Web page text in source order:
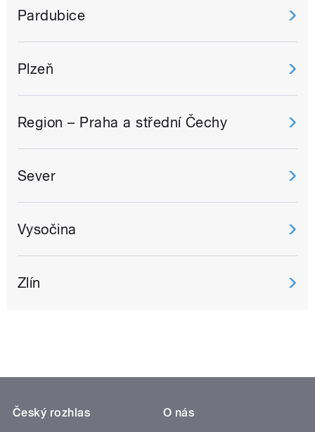
Pardubice
Plzeň
Region – Praha a střední Čechy
Sever
Vysočina
Zlín
Český rozhlas
O nás